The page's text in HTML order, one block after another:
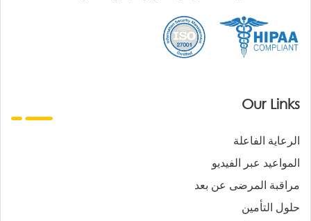
Our Links
الرعاية الفاعلة
المواعيد عبر الفيديو
مراقبة المرضى عن بعد
حلول التأمين